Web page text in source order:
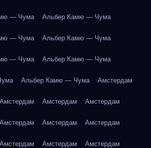
— Чума Альбер Камю — Чума
— Чума Альбер Камю — Чума
— Чума Альбер Камю — Чума
Альбер Камю — Чума Амстердам
Амстердам Амстердам Амстердам
Амстердам Амстердам Амстердам
Амстердам Амстердам Амстердам